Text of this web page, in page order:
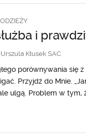
i
Kłusek SAC
porównywania się
Przyjdź do Mnie.
ulgą. Problem w tym,